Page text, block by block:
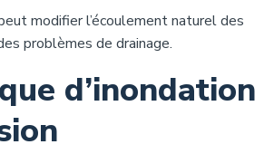
modifier l’écoulement naturel des
problèmes de drainage.
d’inondation